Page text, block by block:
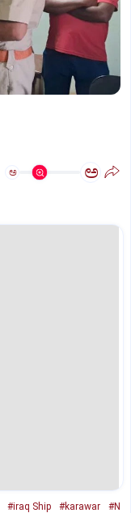
ಅ ಅ
#iraq Ship #karawar
#N